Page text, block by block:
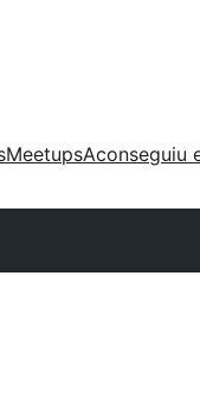
MeetupsAconseguiu